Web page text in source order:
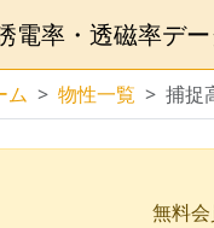
電率・透磁率デ
ム 物性一覧 捕捉
無料